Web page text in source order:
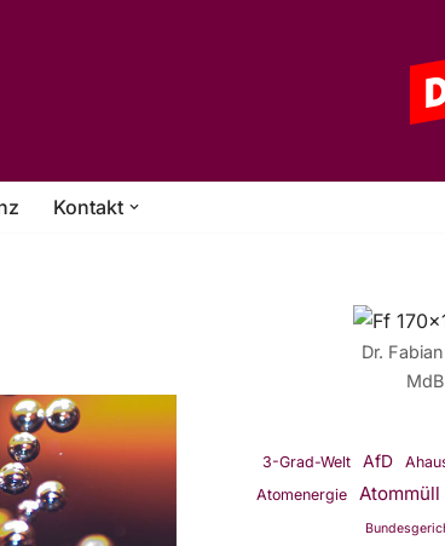
Kontakt
Dr.
MdB
3-Grad-Welt AfD
Atomenergie Atommüll